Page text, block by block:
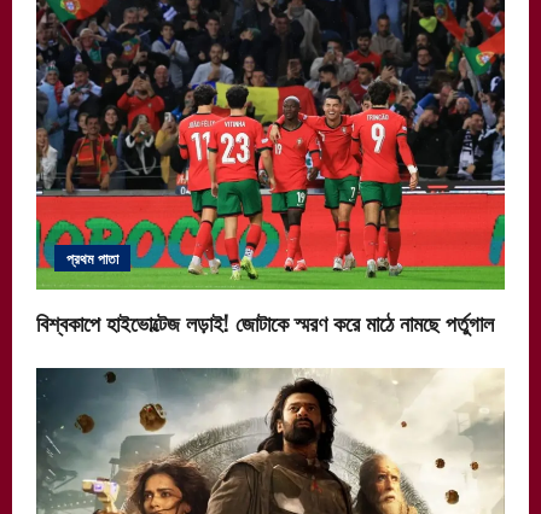
প্রথম পাতা
বিশ্বকাপে হাইভোল্টেজ লড়াই! জোটাকে স্মরণ করে মাঠে নামছে পর্তুগাল